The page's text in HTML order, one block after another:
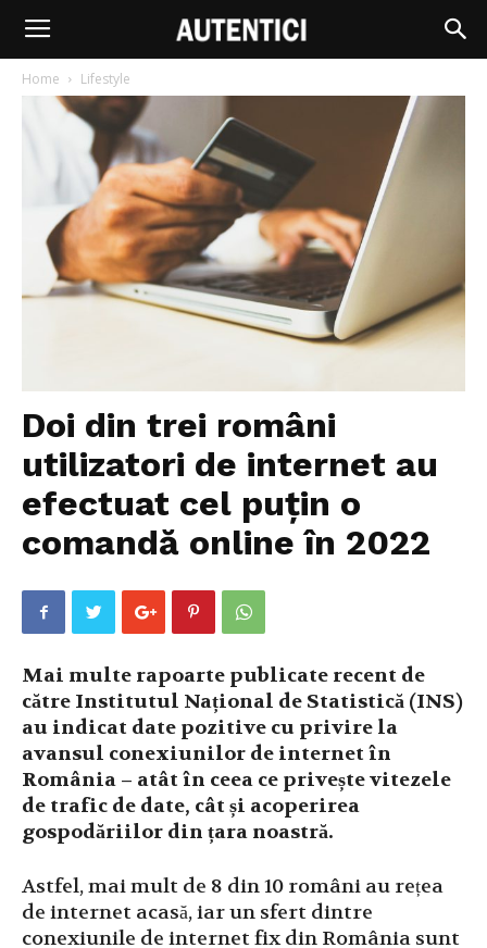
Home Lifestyle
Doi din trei români
utilizatori de internet au
efectuat cel puțin o
comandă online în 2022
Mai multe rapoarte publicate recent de
către Institutul Național de Statistică (INS)
au indicat date pozitive cu privire la
avansul conexiunilor de internet în
România – atât în ceea ce privește vitezele
de trafic de date, cât și acoperirea
gospodăriilor din țara noastră.
Astfel, mai mult de 8 din 10 români au rețea
de internet acasă, iar un sfert dintre
conexiunile de internet fix din România sunt